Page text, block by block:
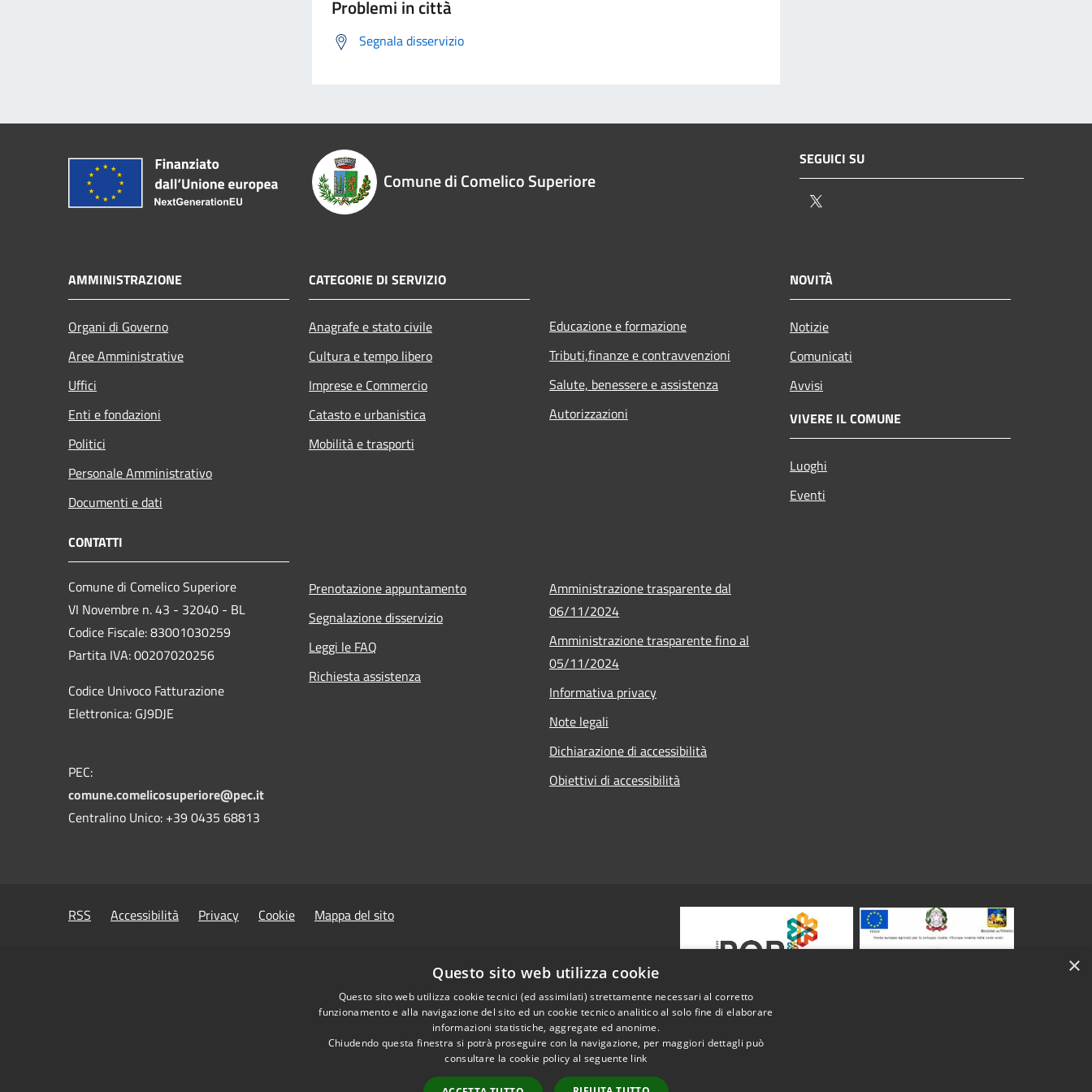
Problemi in città
Segnala disservizio
Comune di Comelico Superiore
SEGUICI SU
AMMINISTRAZIONE
Organi di Governo
Aree Amministrative
Uffici
Enti e fondazioni
Politici
Personale Amministrativo
Documenti e dati
CATEGORIE DI SERVIZIO
Anagrafe e stato civile
Cultura e tempo libero
Imprese e Commercio
Catasto e urbanistica
Mobilità e trasporti
Educazione e formazione
Tributi,finanze e contravvenzioni
Salute, benessere e assistenza
Autorizzazioni
NOVITÀ
Notizie
Comunicati
Avvisi
VIVERE IL COMUNE
Luoghi
Eventi
CONTATTI
Comune di Comelico Superiore
VI Novembre n. 43 - 32040 - BL
Codice Fiscale: 83001030259
Partita IVA: 00207020256
Codice Univoco Fatturazione
Elettronica: GJ9DJE
PEC:
comune.comelicosuperiore@pec.it
Centralino Unico: +39 0435 68813
Prenotazione appuntamento
Segnalazione disservizio
Leggi le FAQ
Richiesta assistenza
Amministrazione trasparente dal
06/11/2024
Amministrazione trasparente fino al
05/11/2024
Informativa privacy
Note legali
Dichiarazione di accessibilità
Obiettivi di accessibilità
RSS Accessibilità Privacy Cookie Mappa del sito
×
Questo sito web utilizza cookie
Questo sito web utilizza cookie tecnici (ed assimilati) strettamente necessari al corretto
funzionamento e alla navigazione del sito ed un cookie tecnico analitico al solo fine di elaborare
informazioni statistiche, aggregate ed anonime.
Chiudendo questa finestra si potrà proseguire con la navigazione, per maggiori dettagli può
consultare la cookie policy al seguente link